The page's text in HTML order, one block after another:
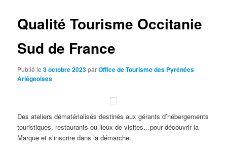
Qualité Tourisme Occitanie
Sud de France
Publié le3 octobre 2023parOffice de Tourisme des Pyrénées
Ariégeoises
Des ateliers dématérialisés destinés aux gérants d’hébergements
touristiques, restaurants ou lieux de visites…pour découvrir la
Marque et s’inscrire dans la démarche.